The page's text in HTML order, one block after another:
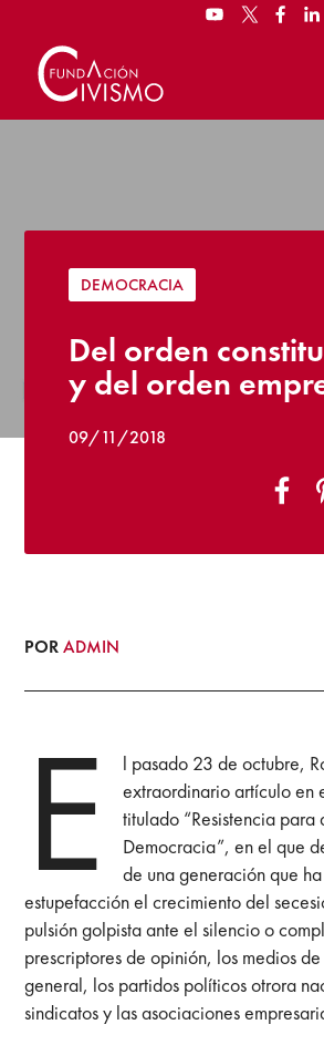
DEMOCRACIA
Del orden
y del orden
09/11/2018
PORADMIN
E
l pasado 23 de octubre,
extraordinario artículo en
titulado “Resistencia para
Democracia”, en el que
de una generación que
estupefacción el crecimiento del
pulsión golpista ante el silencio o
prescriptores de opinión, los medios
general, los partidos políticos otrora
sindicatos y las asociaciones